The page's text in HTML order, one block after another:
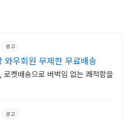
광고
와우회원 무제한 무료배송
로켓배송으로 버벅임 없는 쾌적함을
광고